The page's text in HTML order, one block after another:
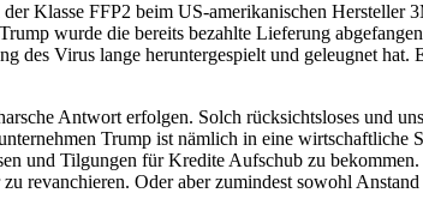
Klasse FFP2 beim US-amerikanischen
wurde die bereits bezahlte Lieferung
des Virus lange heruntergespielt und geleugnet
Antwort erfolgen. Solch rücksichtsloses und
Trump ist nämlich in eine
und Tilgungen für Kredite Aufschub zu
revanchieren. Oder aber zumindest sowohl